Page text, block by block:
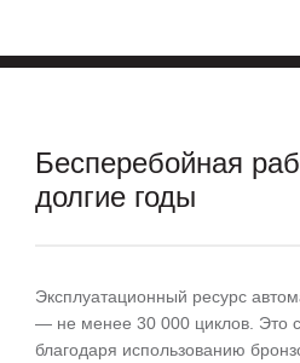
Бесперебойная
долгие годы
Эксплуатационный ресурс
— не менее 30 000 циклов . Это
благодаря использованию